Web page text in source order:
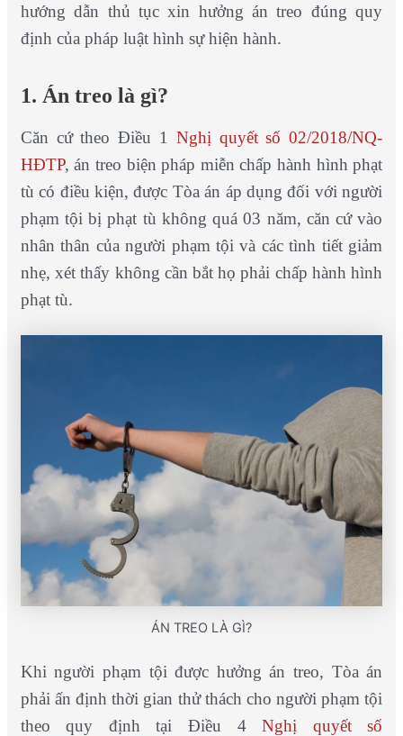
hướng dẫn thủ tục xin hưởng án treo đúng quy
định của pháp luật hình sự hiện hành.
1. Án treo là gì?
Căn cứ theo Điều 1 Nghị quyết số 02/2018/NQ-
HĐTP, án treo biện pháp miễn chấp hành hình phạt
tù có điều kiện, được Tòa án áp dụng đối với người
phạm tội bị phạt tù không quá 03 năm, căn cứ vào
nhân thân của người phạm tội và các tình tiết giảm
nhẹ, xét thấy không cần bắt họ phải chấp hành hình
phạt tù.
ÁN TREO LÀ GÌ?
Khi người phạm tội được hưởng án treo, Tòa án
phải ấn định thời gian thử thách cho người phạm tội
theo quy định tại Điều 4Nghị quyết số